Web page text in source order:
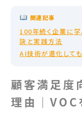
関連記事
100年続く企業に学
訣と実践方法
AI技術が進化しても
顧客満足度
理由｜VOC